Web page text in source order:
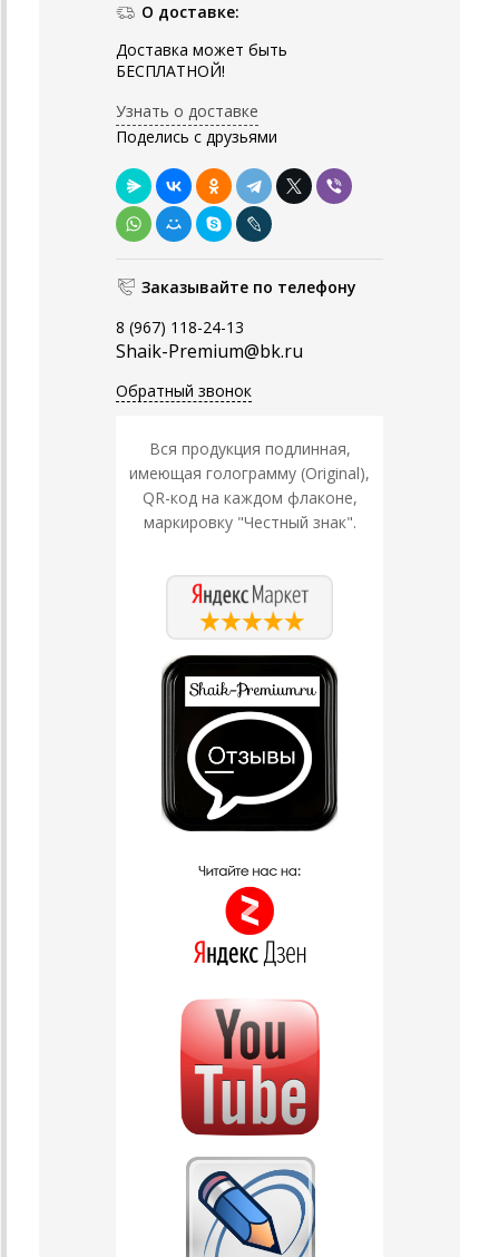
О доставке:
Доставка может быть
БЕСПЛАТНОЙ!
Узнать о доставке
Поделись с друзьями
Заказывайте по телефону
8 (967) 118-24-13
Shaik-Premium@bk.ru
Обратный звонок
Вся продукция подлинная,
имеющая голограмму (Original),
QR-код на каждом флаконе,
маркировку "Честный знак".